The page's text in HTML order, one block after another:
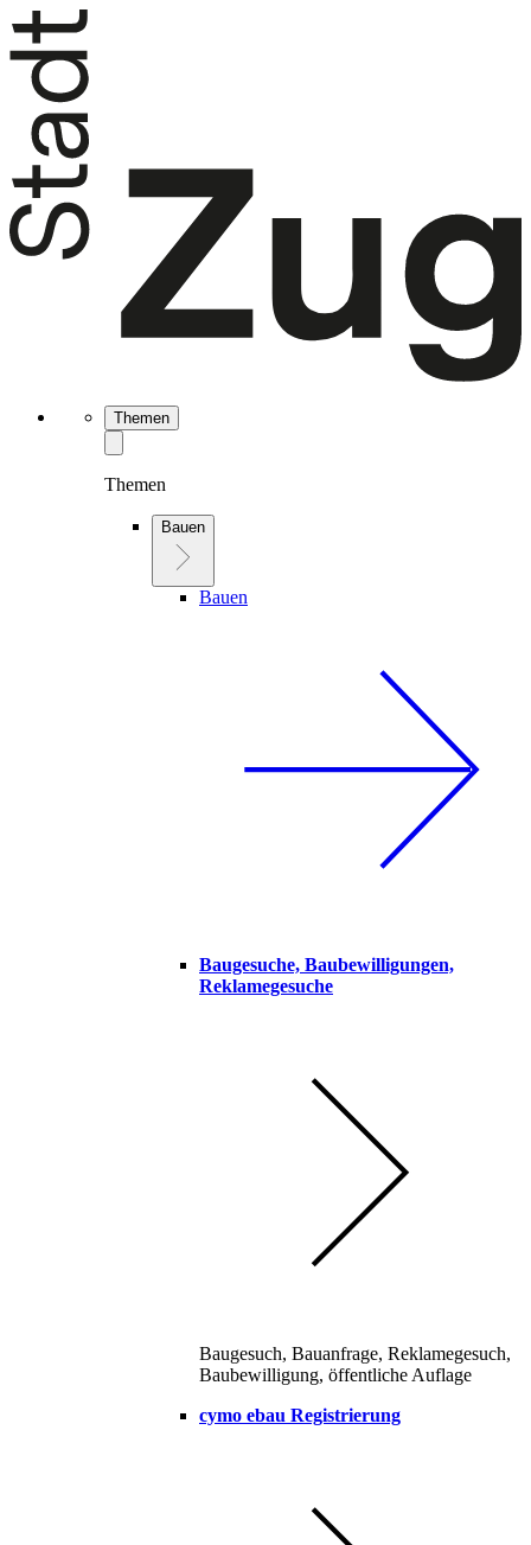
Themen
Themen
Bauen
Bauen
Baugesuche, Baubewilligungen,
Reklamegesuche
Baugesuch, Bauanfrage, Reklamegesuch,
Baubewilligung, öffentliche Auflage
cymo ebau Registrierung